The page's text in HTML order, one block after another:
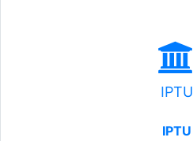
IPTU
IPTU